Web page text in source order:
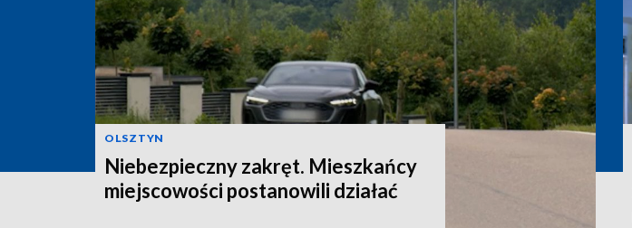
OLSZTYN
Niebezpieczny zakręt. Mieszkańcy
miejscowości postanowili działać